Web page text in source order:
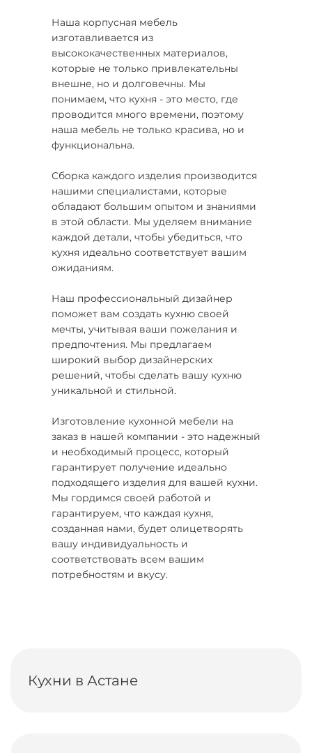
Наша корпусная мебель
изготавливается из
высококачественных материалов,
которые не только привлекательны
внешне, но и долговечны. Мы
понимаем, что кухня - это место, где
проводится много времени, поэтому
наша мебель не только красива, но и
функциональна.
Сборка каждого изделия производится
нашими специалистами, которые
обладают большим опытом и знаниями
в этой области. Мы уделяем внимание
каждой детали, чтобы убедиться, что
кухня идеально соответствует вашим
ожиданиям.
Наш профессиональный дизайнер
поможет вам создать кухню своей
мечты, учитывая ваши пожелания и
предпочтения. Мы предлагаем
широкий выбор дизайнерских
решений, чтобы сделать вашу кухню
уникальной и стильной.
Изготовление кухонной мебели на
заказ в нашей компании - это надежный
и необходимый процесс, который
гарантирует получение идеально
подходящего изделия для вашей кухни.
Мы гордимся своей работой и
гарантируем, что каждая кухня,
созданная нами, будет олицетворять
вашу индивидуальность и
соответствовать всем вашим
потребностям и вкусу.
Кухни в Астане